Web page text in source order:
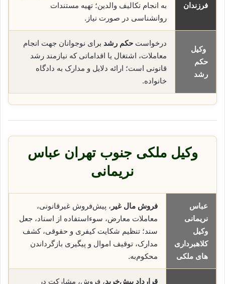
فرزندان
به انجام تکالیف والدین؛ تهیه مستندات
روانشناسی در صورت نیاز.
وکیل
حکم
رشد
درخواست حکم رشد برای نوجوانان جهت انجام
معاملات، اشتغال یا اقداماتی که نیازمند رشد
قانونی است؛ ارائه دلایل و مدارک به دادگاه
خانواده.
وکیل ملکی جنوب تهران عباس
نریمانی
عباس
نریمانی
وکیل
کلاهبرداری
های ملکی
فروش مال غیر ، پیش‌فروش غیرقانونی،
معاملات معارض، سوء‌استفاده از اسناد، جعل
سند؛ تنظیم شکایت کیفری و حقوقی، کشف
مدارک، توقیف اموال و پیگیری بازگرداندن
محکوم‌به.
قرارداد پیش‌خرید، فروش، مشارکت در